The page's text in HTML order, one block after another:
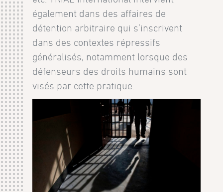
également dans des affaires de
détention arbitraire qui s’inscrivent
dans des contextes répressifs
généralisés, notamment lorsque des
défenseurs des droits humains sont
visés par cette pratique.